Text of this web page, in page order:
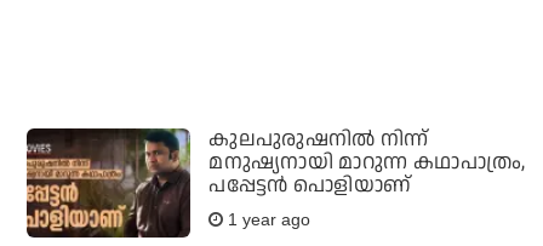
കുലപുരുഷനില്‍ നിന്ന്
മനുഷ്യനായി മാറുന്ന കഥാപാത്രം,
പപ്പേട്ടന്‍ പൊളിയാണ്
1 year ago